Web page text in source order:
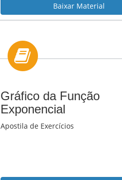
Baixar Material
Gráfico da Função
Exponencial
Apostila de Exercícios